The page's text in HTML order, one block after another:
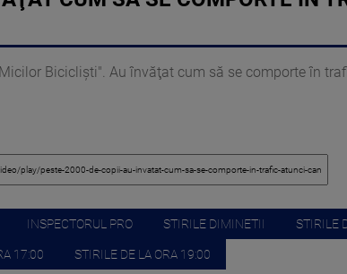
Biciclişti". Au învăţat cum să se comporte în
INSPECTORUL PRO STIRILE DIMINETII STIRILE
17:00 STIRILE DE LA ORA 19:00